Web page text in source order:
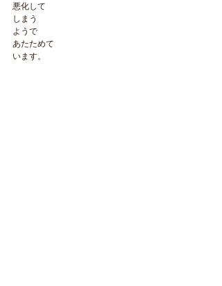
悪化して
しまう
ようで
あたためて
います。